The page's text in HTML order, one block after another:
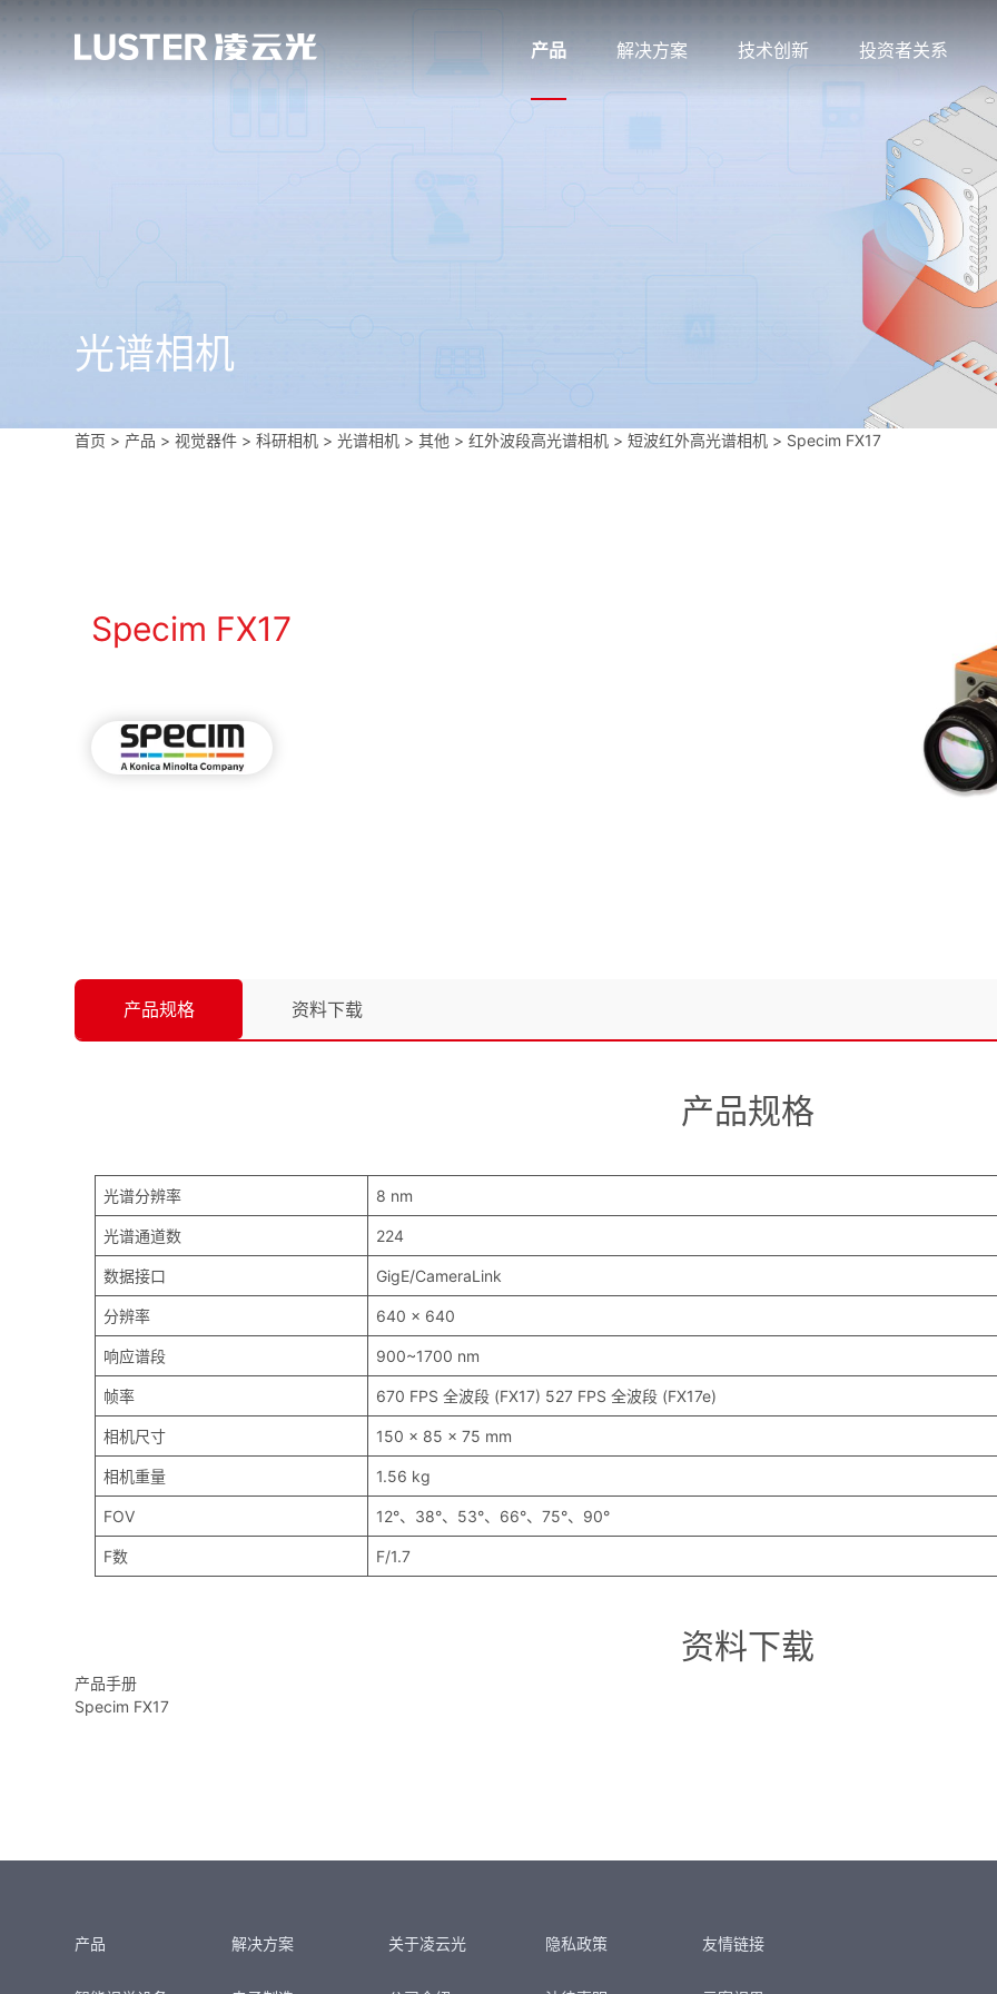
产品 解决方案 技术创新 投资者关系
光谱相机
首页 > 产品 > 视觉器件 >科研相机 >光谱相机 >其他 >红外波段高光谱相机 >短波红外高光谱相机 > Specim FX17
Specim FX17
产品规格 资料下载
产品规格
光谱分辨率 8 nm
光谱通道数 224
数据接口 GigE/CameraLink
分辨率 640 x 640
响应谱段 900~1700 nm
帧率 670 FPS 全波段 (FX17) 527 FPS 全波段 (FX17e)
相机尺寸 150 x 85 x 75 mm
相机重量 1.56 kg
FOV 12°、38°、53°、66°、75°、90°
F数 F/1.7
资料下载
产品手册
Specim FX17
产品 解决方案 关于凌云光 隐私政策 友情链接